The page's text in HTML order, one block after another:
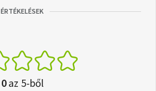
ÉRTÉKELÉSEK
0az 5-ből